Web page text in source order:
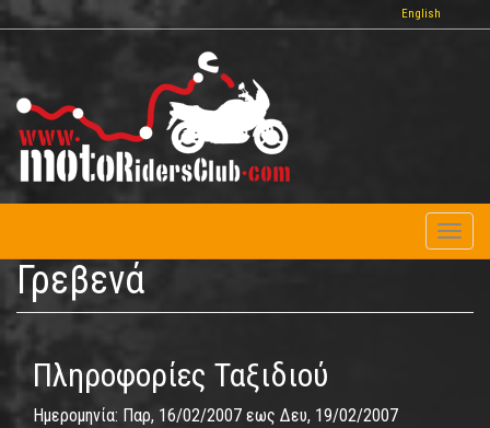
Παράκαμψη
προς
το
περιεχόμενο
English
Γρεβενά
Πληροφορίες Ταξιδιού
Ημερομηνία: Παρ, 16/02/2007 εως Δευ, 19/02/2007